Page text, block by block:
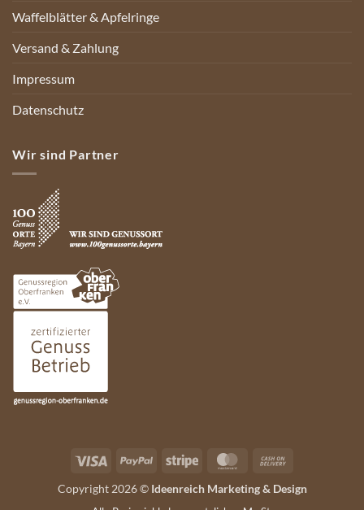
Waffelblätter & Apfelringe
Versand & Zahlung
Impressum
Datenschutz
Wir sind Partner
Visa PayPal Stripe MasterCard
Delivery
Copyright 2026 © Ideenreich Marketing & Design